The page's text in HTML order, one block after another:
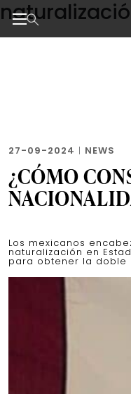
Skip
to
the
27-09-2024 | NEWS
¿CÓMO
Los mexicanos
naturalización en
para obtener la doble